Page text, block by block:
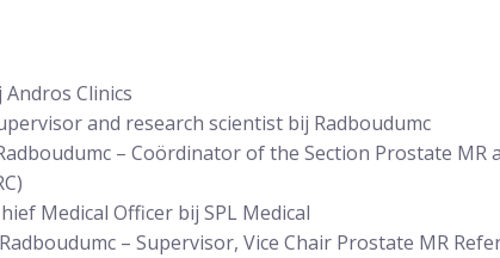
Clinics
and research scientist bij Radboudumc
– Coördinator of the Section Prostate MR
Medical Officer bij SPL Medical
– Supervisor, Vice Chair Prostate MR